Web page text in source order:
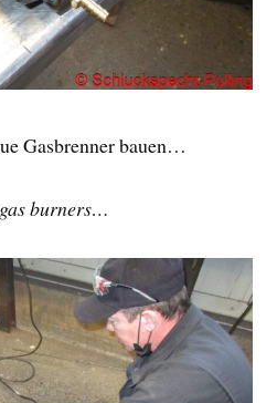
Gasbrenner bauen…
burners…